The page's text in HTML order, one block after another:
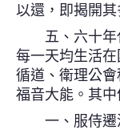
以還，即揭開其
五、六十年
每一天均生活在
循道、衛理公
福音大能。其
一、服侍遷